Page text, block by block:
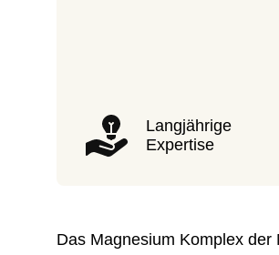
Langjährige
Expertise
Das Magnesium Komplex